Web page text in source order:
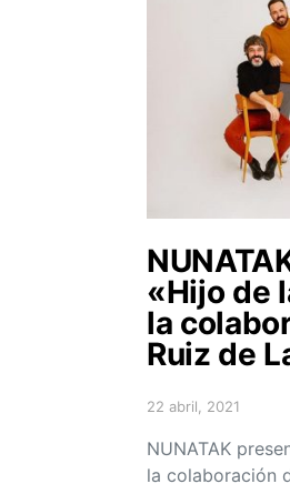
«Hijo de
la
Ruiz de
Posted on
22 abril, 2021
NUNATAK
la colaboración